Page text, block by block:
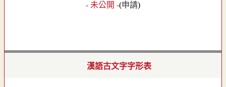
- 未公開 -(申請)
漢語古文字字形表